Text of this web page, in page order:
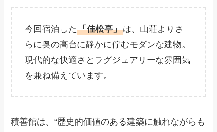
今回宿泊した「佳松亭」は、山荘よりさ
らに奥の高台に静かに佇むモダンな建物。
現代的な快適さとラグジュアリーな雰囲気
を兼ね備えています。
積善館は、“歴史的価値のある建築に触れながらも